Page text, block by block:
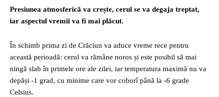
Presiunea atmosferică va crește, cerul se va degaja treptat,
iar aspectul vremii va fi mai plăcut.
În schimb prima zi de Crăciun va aduce vreme rece pentru
această perioadă: cerul va rămâne noros și este posibil să mai
ningă slab în primele ore ale zilei, iar temperatura maximă nu va
depăși -1 grad, cu minime care vor coborî până la -6 grade
Celsius.